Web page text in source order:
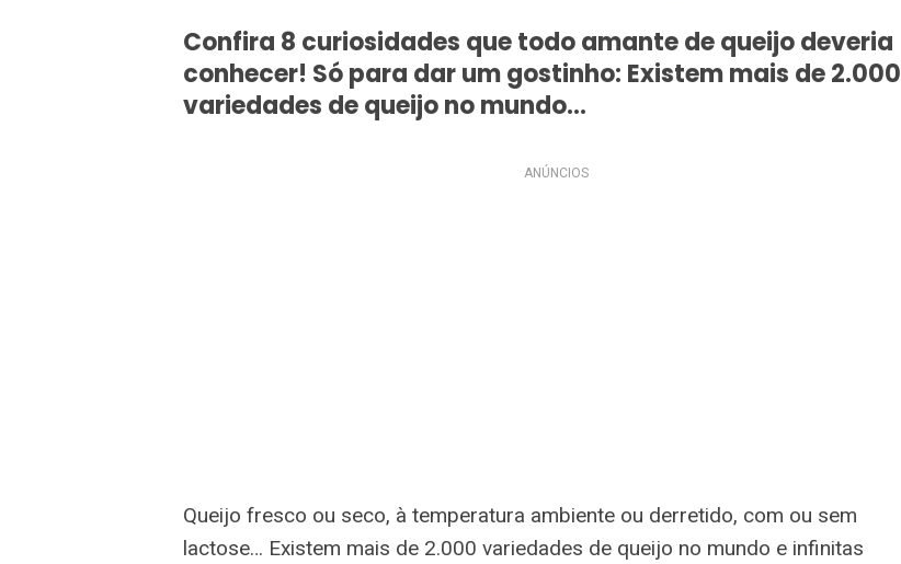
Confira 8 curiosidades que todo amante de queijo deveria
conhecer! Só para dar um gostinho: Existem mais de 2.000
variedades de queijo no mundo…
ANÚNCIOS
Queijo fresco ou seco, à temperatura ambiente ou derretido, com ou sem
lactose… Existem mais de 2.000 variedades de queijo no mundo e infinitas